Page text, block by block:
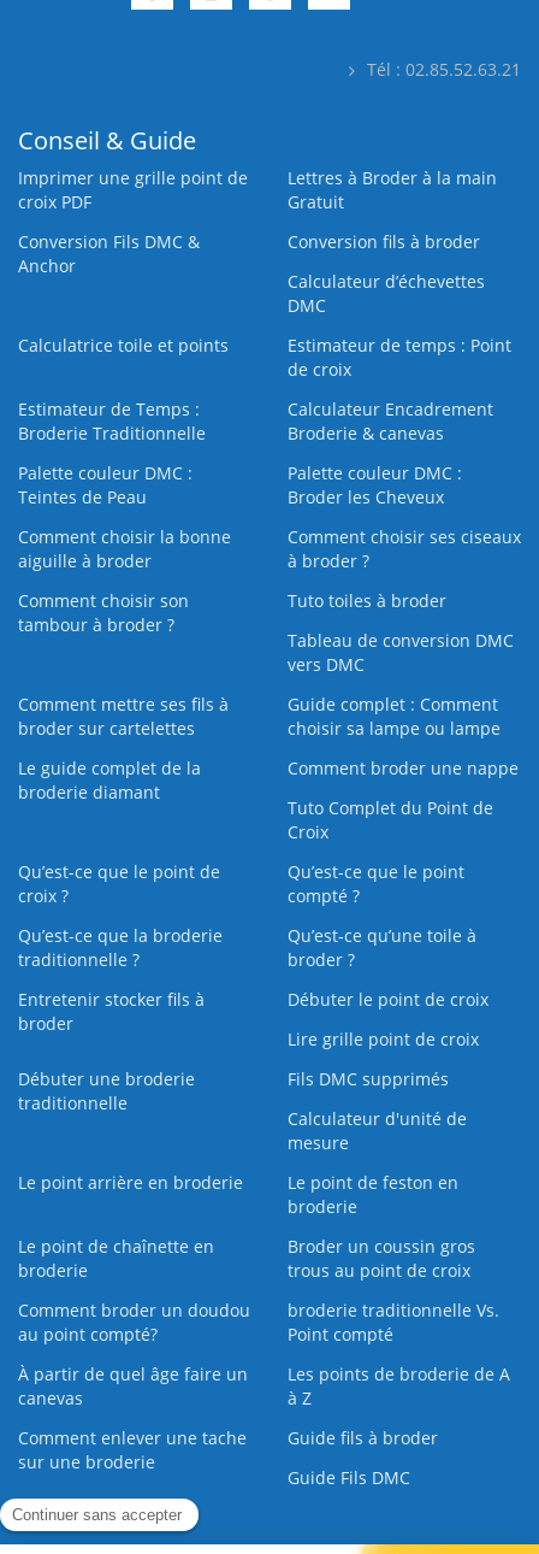
Tél : 02.85.52.63.21
Conseil & Guide
Imprimer une grille point de
croix PDF
Lettres à Broder à la main
Gratuit
Conversion Fils DMC &
Anchor
Conversion fils à broder
Calculateur d’échevettes
DMC
Calculatrice toile et points
Estimateur de temps : Point
de croix
Estimateur de Temps :
Broderie Traditionnelle
Calculateur Encadrement
Broderie & canevas
Palette couleur DMC :
Teintes de Peau
Palette couleur DMC :
Broder les Cheveux
Comment choisir la bonne
aiguille à broder
Comment choisir ses ciseaux
à broder ?
Comment choisir son
tambour à broder ?
Tuto toiles à broder
Tableau de conversion DMC
vers DMC
Comment mettre ses fils à
broder sur cartelettes
Guide complet : Comment
choisir sa lampe ou lampe
Le guide complet de la
broderie diamant
Comment broder une nappe
Tuto Complet du Point de
Croix
Qu’est-ce que le point de
croix ?
Qu’est-ce que le point
compté ?
Qu’est-ce que la broderie
traditionnelle ?
Qu’est‑ce qu’une toile à
broder ?
Entretenir stocker fils à
broder
Débuter le point de croix
Lire grille point de croix
Débuter une broderie
traditionnelle
Fils DMC supprimés
Calculateur d'unité de
mesure
Le point arrière en broderie
Le point de feston en
broderie
Le point de chaînette en
broderie
Broder un coussin gros
trous au point de croix
Comment broder un doudou
au point compté?
broderie traditionnelle Vs.
Point compté
À partir de quel âge faire un
canevas
Les points de broderie de A
à Z
Comment enlever une tache
sur une broderie
Guide fils à broder
Guide Fils DMC
Guide de la Broderie